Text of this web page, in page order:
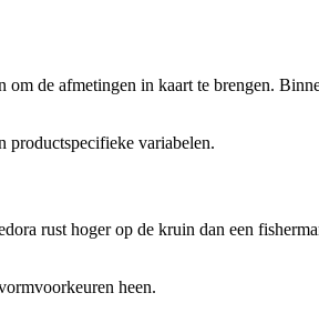
om de afmetingen in kaart te brengen.
productspecifieke variabelen.
rust hoger op de kruin dan een
heen.